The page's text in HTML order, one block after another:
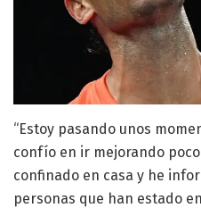
“Estoy pasando unos
confío en ir mejorando
confinado en casa y he
personas que han estado